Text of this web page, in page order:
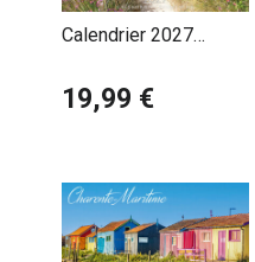
Calendrier 2027
Atlantique
19,99 €